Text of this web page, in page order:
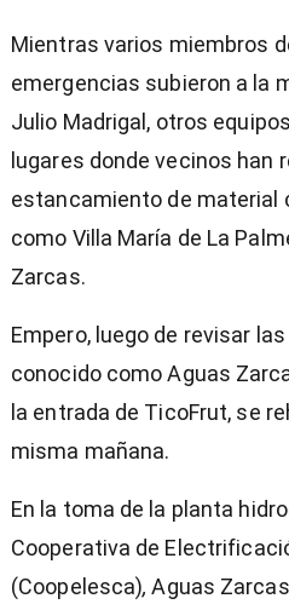
Mientras varios miembros
emergencias subieron a la
Julio Madrigal, otros
lugares donde vecinos han
estancamiento de material
como Villa María de La
Zarcas.
Empero, luego de revisar
conocido como Aguas
la entrada de TicoFrut, se
misma mañana.
En la toma de la planta
Cooperativa de
(Coopelesca),Aguas